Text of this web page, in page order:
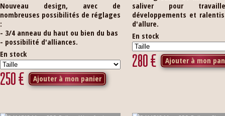
Nouveau design, avec de
nombreuses possibilités de réglages
:
- 3/4 anneau du haut ou bien du bas
- possibilité d'alliances.
En stock
250€ Ajouter à mon panier
saliver pour
développements et
d'allure.
En stock
280€ Ajouter à mon